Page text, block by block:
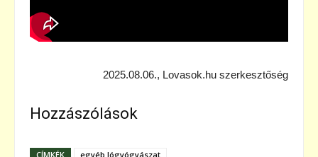
2025.08.06., Lovasok.hu szerkesztőség
Hozzászólások
CÍMKÉK egyéb lógyógyászat